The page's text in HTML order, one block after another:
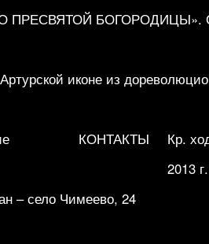
БОГОРОДИЦЫ».
иконе из
КОНТАКТЫ
Кр.
2013 г.
– село Чимеево, 24